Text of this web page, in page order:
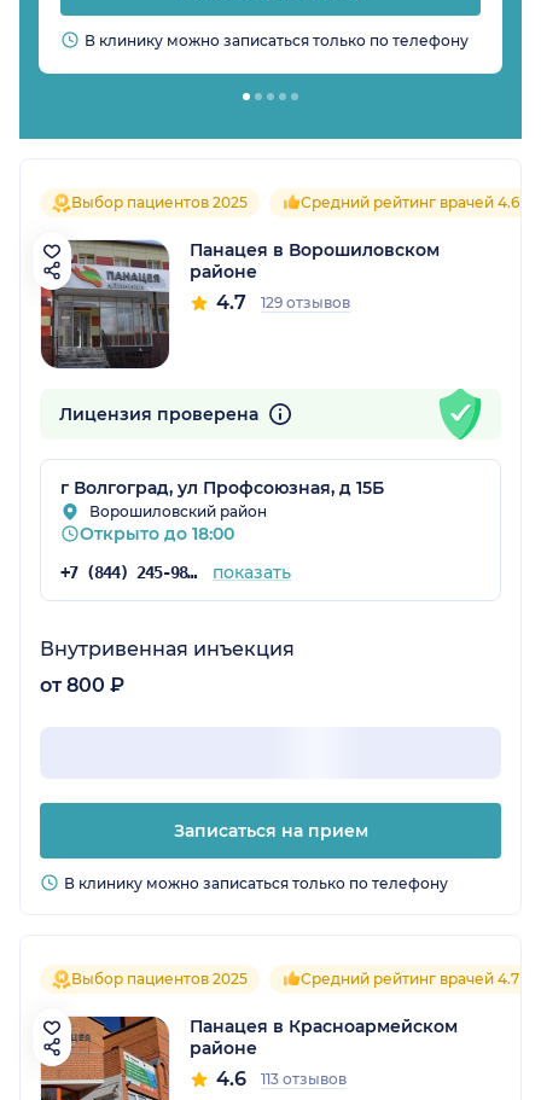
В клинику можно записаться только по телефону
Выбор пациентов 2025 Средний рейтинг врачей 4.6
Панацея в Ворошиловском
районе
4.7 129 отзывов
Лицензия проверена
г Волгоград, ул Профсоюзная, д 15Б
Ворошиловский район
Открыто до 18:00
+7 (844) 245-98-04 показать
Внутривенная инъекция
от 800 ₽
Записаться на прием
В клинику можно записаться только по телефону
Выбор пациентов 2025 Средний рейтинг врачей 4.7
Панацея в Красноармейском
районе
4.6 113 отзывов